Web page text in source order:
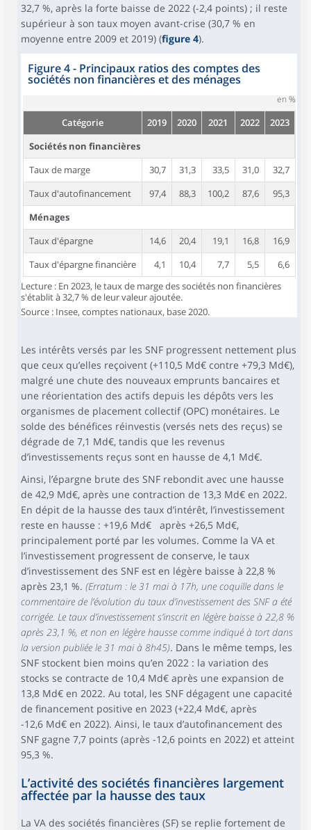
32,7 %, après la forte baisse de 2022 (-2,4 points) ; il reste
supérieur à son taux moyen avant-crise (30,7 % en
moyenne entre 2009 et 2019) (figure 4).
Figure 4 - Principaux ratios des comptes des
sociétés non financières et des ménages
en %
Catégorie 2019 2020 2021 2022
2023
Sociétés non financières
Taux de marge
30,7 31,3 33,5 31,0
32,7
Taux d'autofinancement
97,4 88,3 100,2 87,6
95,3
Ménages
Taux d'épargne
14,6 20,4 19,1 16,8
16,9
Taux d'épargne financière
4,1 10,4 7,7 5,5
6,6
Lecture : En 2023, le taux de marge des sociétés non financières
s'établit à 32,7 % de leur valeur ajoutée.
Source : Insee, comptes nationaux, base 2020.
Les intérêts versés par les SNF progressent nettement plus
que ceux qu’elles reçoivent (+110,5 Md€ contre +79,3 Md€),
malgré une chute des nouveaux emprunts bancaires et
une réorientation des actifs depuis les dépôts vers les
organismes de placement collectif (OPC) monétaires. Le
solde des bénéfices réinvestis (versés nets des reçus) se
dégrade de 7,1 Md€, tandis que les revenus
d’investissements reçus sont en hausse de 4,1 Md€.
Ainsi, l’épargne brute des SNF rebondit avec une hausse
de 42,9 Md€, après une contraction de 13,3 Md€ en 2022.
En dépit de la hausse des taux d’intérêt, l’investissement
reste en hausse : +19,6 Md€ après +26,5 Md€,
principalement porté par les volumes. Comme la VA et
l’investissement progressent de conserve, le taux
d’investissement des SNF est en légère baisse à 22,8 %
après 23,1 %. (Erratum : le 31 mai à 17h, une coquille dans le
commentaire de l’évolution du taux d’investissement des SNF a été
corrigée. Le taux d’investissement s’inscrit en légère baisse à 22,8 %
après 23,1 %, et non en légère hausse comme indiqué à tort dans
la version publiée le 31 mai à 8h45). Dans le même temps, les
SNF stockent bien moins qu’en 2022 : la variation des
stocks se contracte de 10,4 Md€ après une expansion de
13,8 Md€ en 2022. Au total, les SNF dégagent une capacité
de financement positive en 2023 (+22,4 Md€, après
-12,6 Md€ en 2022). Ainsi, le taux d’autofinancement des
SNF gagne 7,7 points (après -12,6 points en 2022) et atteint
95,3 %.
L’activité des sociétés financières largement
affectée par la hausse des taux
La VA des sociétés financières (SF) se replie fortement de